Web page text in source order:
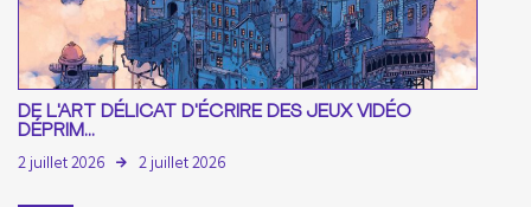
DE L'ART DÉLICAT D'ÉCRIRE DES JEUX VIDÉO
DÉPRIM...
2 juillet 2026 2 juillet 2026